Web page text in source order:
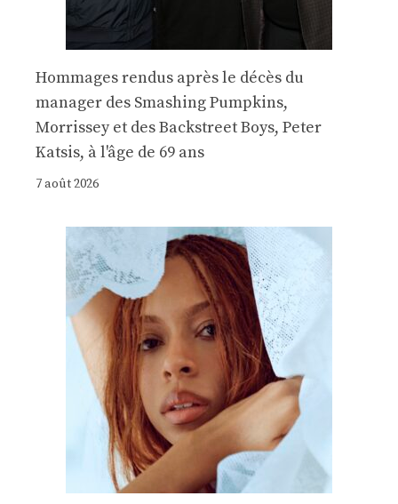
Hommages rendus après le décès du
manager des Smashing Pumpkins,
Morrissey et des Backstreet Boys, Peter
Katsis, à l'âge de 69 ans
7 août 2026